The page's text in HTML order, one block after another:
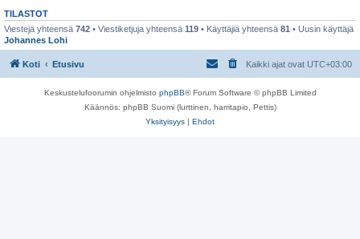
TILASTOT
Viestejä yhteensä 742 • Viestiketjuja yhteensä 119 • Käyttäjiä yhteensä 81 • Uusin käyttäjä
Johannes Lohi
Koti Etusivu Kaikki ajat ovat UTC+03:00
Keskustelufoorumin ohjelmisto phpBB® Forum Software © phpBB Limited
Käännös: phpBB Suomi (lurttinen, harritapio, Pettis)
Yksityisyys | Ehdot